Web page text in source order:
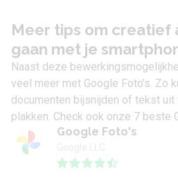
Meer tips om creatief
gaan met je
Naast deze
veel meer met Google Foto’s. Zo
documenten bijsnijden of tekst uit
plakken. Check ook onze 7 beste
Google Foto's